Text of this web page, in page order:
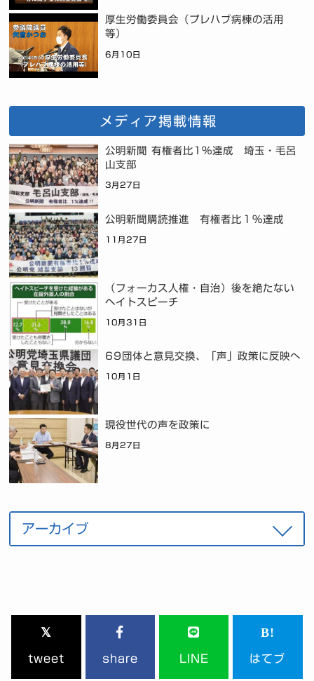
厚生労働委員会（プレハブ病棟の活用
等）
6月10日
メディア掲載情報
公明新聞 有権者比1%達成 埼玉・毛呂
山支部
3月27日
公明新聞購読推進 有権者比１％達成
11月27日
（フォーカス人権・自治）後を絶たない
ヘイトスピーチ
10月31日
69団体と意見交換、「声」政策に反映へ
10月1日
現役世代の声を政策に
8月27日
tweet share LINE はてブ